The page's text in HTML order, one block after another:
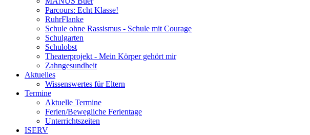
Parcours: Echt Klasse!
RuhrFlanke
Schule ohne Rassismus - Schule mit Courage
Schulgarten
Schulobst
Theaterprojekt - Mein Körper gehört mir
Zahngesundheit
Aktuelles
Wissenswertes für Eltern
Termine
Aktuelle Termine
Ferien/Bewegliche Ferientage
Unterrichtszeiten
ISERV